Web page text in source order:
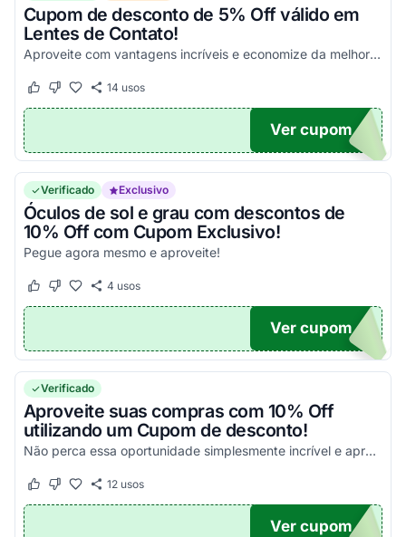
Cupom de desconto de 5% Off válido em
Lentes de Contato!
Aproveite com vantagens incríveis e economize da melhor maneira possível!
Este cupom funcionou
Este cupom não funcionou
14 usos
N5R
Ver cupom
Verificado Exclusivo
Óculos de sol e grau com descontos de
10% Off com Cupom Exclusivo!
Pegue agora mesmo e aproveite!
Este cupom funcionou
Este cupom não funcionou
4 usos
RA10
Ver cupom
Verificado
Aproveite suas compras com 10% Off
utilizando um Cupom de desconto!
Não perca essa oportunidade simplesmente incrível e aproveite com os melhores descontos!
Este cupom funcionou
Este cupom não funcionou
12usos
10GV
Ver cupom